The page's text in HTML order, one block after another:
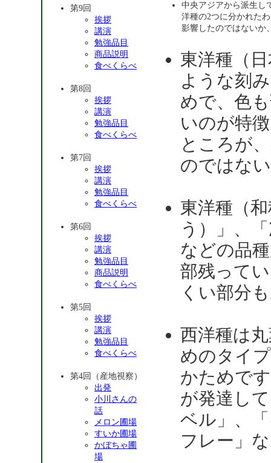
第9回
挨拶
講演
勉強品目
商品説明
食べくらべ
第8回
挨拶
講演
勉強品目
食べくらべ
第7回
挨拶
講演
勉強品目
食べくらべ
第6回
挨拶
講演
勉強品目
商品説明
食べくらべ
第5回
挨拶
講演
勉強品目
食べくらべ
第4回（産地視察）
出発
小川さんの
話
メロン圃場
すいか圃場
かぼちゃ圃
場
中央アジアから派生し
洋種の2つに分かれた
影響したのではないか
東洋種（
ような刻
めで、色
いのが特
ところが
のではな
東洋種（
う）」、
などの品
部残って
くい部分
西洋種は
めのタイ
かためで
が発達し
ベル」、
フレー」